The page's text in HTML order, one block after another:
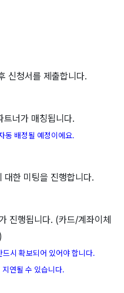
신청서를 제출합니다.
트너가 매칭됩니다.
동 배정될 예정이에요.
대한 미팅을 진행합니다.
진행됩니다. (카드/계좌이체
시 확보되어 있어야 합니다.
연될 수 있습니다.